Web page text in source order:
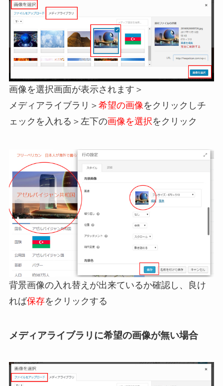
画像を選択画面が表示されます＞
メディアライブラリ＞ 希望の画像 をクリックしチ
ェックを入れる＞左下の画像を選択 をクリック
背景画像の入れ替えが出来ているか確認し、良け
れば保存をクリックする
メディアライブラリに希望の画像が無い場合